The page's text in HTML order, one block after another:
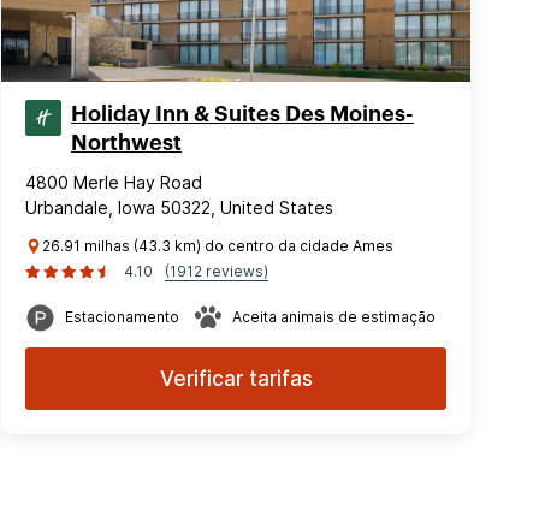
Holiday Inn & Suites Des Moines-
Northwest
4800 Merle Hay Road
Urbandale, Iowa 50322, United States
26.91 milhas (43.3 km) do centro da cidade Ames
4.10
(1912 reviews)
Estacionamento Aceita animais de estimação
Verificar tarifas